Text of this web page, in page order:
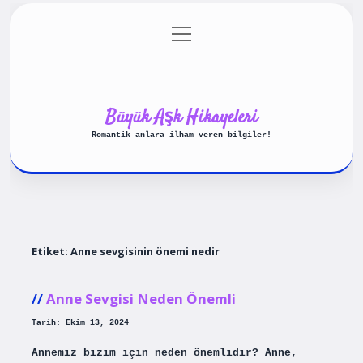
Gizlilik Politikası
menüyü
aç
Büyük Aşk Hikayeleri
Romantik anlara ilham veren bilgiler!
Etiket: Anne sevgisinin önemi nedir
Anne Sevgisi Neden Önemli
Tarih: Ekim 13, 2024
Annemiz bizim için neden önemlidir? Anne,